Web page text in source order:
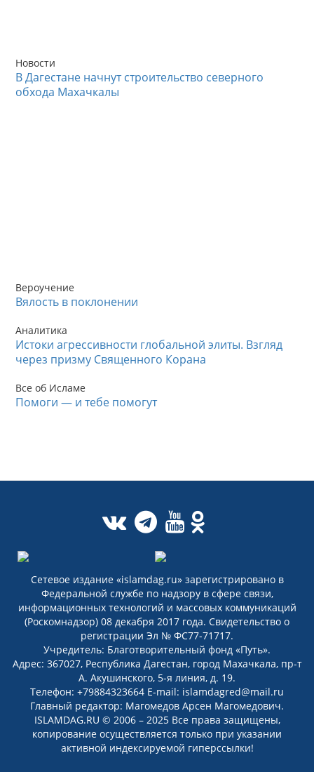
Новости
В Дагестане начнут строительство северного
обхода Махачкалы
Вероучение
Вялость в поклонении
Аналитика
Истоки агрессивности глобальной элиты. Взгляд
через призму Священного Корана
Все об Исламе
Помоги — и тебе помогут
Сетевое издание «islamdag.ru» зарегистрировано в
Федеральной службе по надзору в сфере связи,
информационных технологий и массовых коммуникаций
(Роскомнадзор) 08 декабря 2017 года. Свидетельство о
регистрации Эл № ФС77-71717.
Учредитель: Благотворительный фонд «Путь».
Адрес: 367027, Республика Дагестан, город Махачкала, пр-т
А. Акушинского, 5-я линия, д. 19.
Телефон: +79884323664 E-mail: islamdagred@mail.ru
Главный редактор: Магомедов Арсен Магомедович.
ISLAMDAG.RU © 2006 – 2025 Все права защищены,
копирование осуществляется только при указании
активной индексируемой гиперссылки!